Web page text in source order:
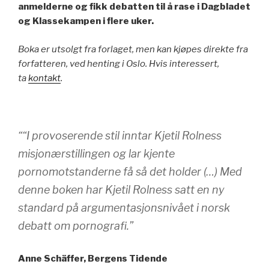
anmelderne og fikk debatten til å rase i Dagbladet
og Klassekampen i flere uker.
Boka er utsolgt fra forlaget, men kan kjøpes direkte fra
forfatteren, ved henting i Oslo. Hvis interessert,
takontakt.
““I provoserende stil inntar Kjetil Rolness
misjonærstillingen og lar kjente
pornomotstanderne få så det holder (…) Med
denne boken har Kjetil Rolness satt en ny
standard på argumentasjonsnivået i norsk
debatt om pornografi.”
Anne Schäffer, Bergens Tidende